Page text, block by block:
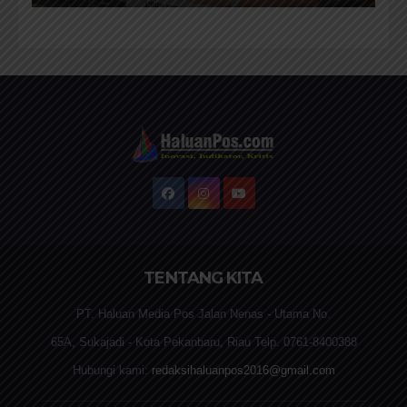
TENTANG KITA
PT. Haluan Media Pos Jalan Nenas - Utama No.
65A, Sukajadi - Kota Pekanbaru, Riau Telp. 0761-8400388
Hubungi kami: redaksihaluanpos2016@gmail.com